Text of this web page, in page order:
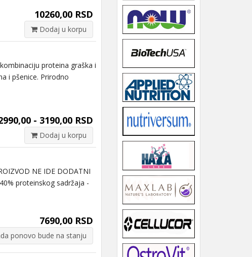
10260,00 RSD
Dodaj u korpu
proteina graška i
i pšenice. Prirodno
- 3190,00 RSD
Dodaj u korpu
NE IDE DODATNI
proteinskog sadržaja -
7690,00 RSD
ponovo bude na stanju